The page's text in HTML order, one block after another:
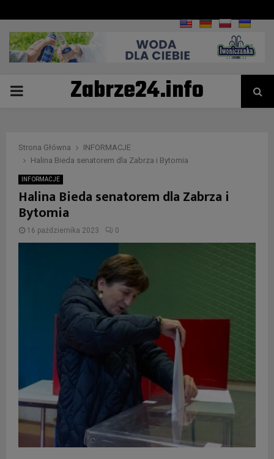
PRIMARYZabrze24.info
Strona Główna
INFORMACJE
Halina Bieda senatorem dla Zabrza i Bytomia
INFORMACJE
Halina Bieda senatorem dla Zabrza i
Bytomia
16 października 2023 0